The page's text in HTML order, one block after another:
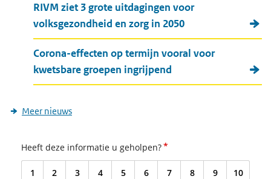
RIVM ziet 3 grote uitdagingen voor
volksgezondheid en zorg in 2050
Corona-effecten op termijn vooral voor
kwetsbare groepen ingrijpend
Meer nieuws
Heeft deze informatie u geholpen?*
1 2 3 4 5 6 7 8 9 10